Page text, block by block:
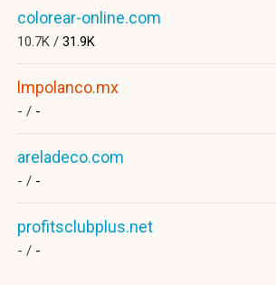
colorear-online.com
10.7K / 31.9K
lmpolanco.mx
- / -
areladeco.com
- / -
profitsclubplus.net
- / -